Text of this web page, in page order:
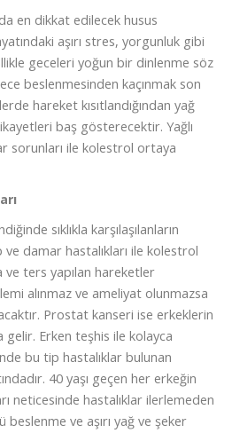
en dikkat edilecek husus
aşırı stres, yorgunluk gibi
geceleri yoğun bir dinlenme söz
beslenmesinden kaçınmak son
hareket kısıtlandığından yağ
baş gösterecektir. Yağlı
sorunları ile kolestrol ortaya
sıklıkla karşılaşılanların
ve damar hastalıkları ile kolestrol
ve ters yapılan hareketler
alınmaz ve ameliyat olunmazsa
Prostat kanseri ise erkeklerin
gelir. Erken teşhis ile kolayca
bu tip hastalıklar bulunan
40 yaşı geçen her erkeğin
neticesinde hastalıklar ilerlemeden
beslenme ve aşırı yağ ve şeker